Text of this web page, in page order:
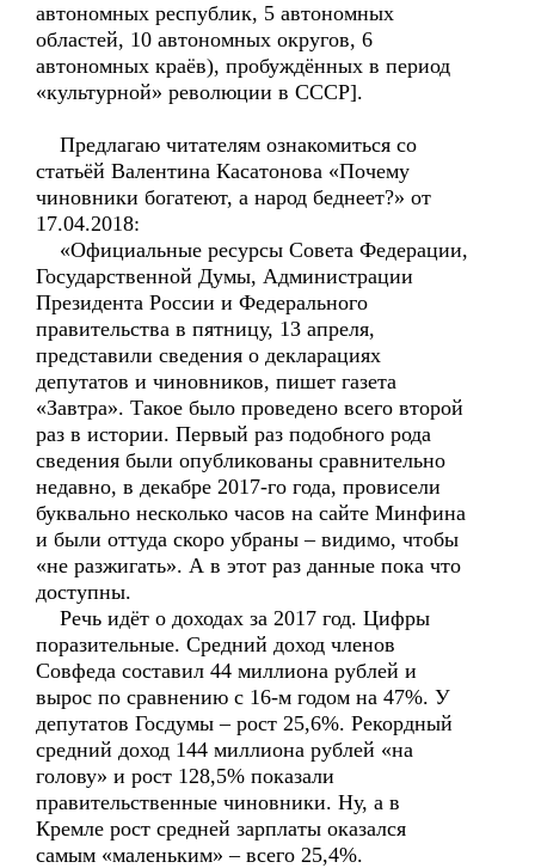
автономных республик, 5 автономных
областей, 10 автономных округов, 6
автономных краёв), пробуждённых в период
«культурной» революции в СССР].
Предлагаю читателям ознакомиться со
статьёй Валентина Касатонова «Почему
чиновники богатеют, а народ беднеет?» от
17.04.2018:
«Официальные ресурсы Совета Федерации,
Государственной Думы, Администрации
Президента России и Федерального
правительства в пятницу, 13 апреля,
представили сведения о декларациях
депутатов и чиновников, пишет газета
«Завтра». Такое было проведено всего второй
раз в истории. Первый раз подобного рода
сведения были опубликованы сравнительно
недавно, в декабре 2017-го года, провисели
буквально несколько часов на сайте Минфина
и были оттуда скоро убраны – видимо, чтобы
«не разжигать». А в этот раз данные пока что
доступны.
Речь идёт о доходах за 2017 год. Цифры
поразительные. Средний доход членов
Совфеда составил 44 миллиона рублей и
вырос по сравнению с 16-м годом на 47%. У
депутатов Госдумы – рост 25,6%. Рекордный
средний доход 144 миллиона рублей «на
голову» и рост 128,5% показали
правительственные чиновники. Ну, а в
Кремле рост средней зарплаты оказался
самым «маленьким» – всего 25,4%.